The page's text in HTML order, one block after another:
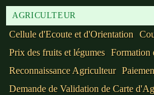
AGRICULTEUR
Cellule d'Ecoute et d'Orientation
Prix des fruits et légumes Formation
Reconnaissance Agriculteur
Demande de Validation de Carte